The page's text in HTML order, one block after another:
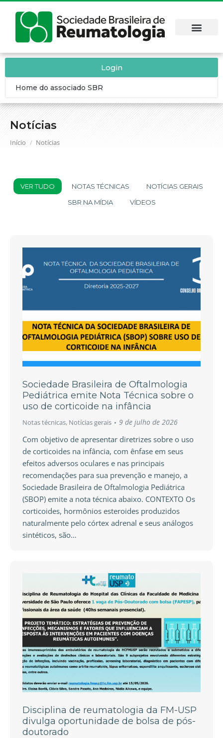
Notícias
Você está aqui:
Início Notícias
Login
Home do associado SBR
VER TUDO NOTAS TÉCNICAS
NOTÍCIAS GERAIS
SBR NA MÍDIA
VÍDEOS
Sociedade Brasileira de Oftalmologia
Pediátrica emite Nota Técnica sobre o
uso de corticoide na infância
Notas técnicas, Notícias gerais 9 de julho de 2026
Com objetivo de apresentar diretrizes sobre o uso
de corticoides na infância, com ênfase em seus
efeitos adversos oculares e nas principais
recomendações para sua prevenção e manejo, a
Sociedade Brasileira de Oftalmologia Pediátrica
(SBOP) emite a nota técnica abaixo. CONTEXTO Os
corticoides, hormônios esteroides produzidos
naturalmente pelo córtex adrenal e seus análogos
sintéticos, são…
Disciplina de reumatologia da FM-USP
divulga oportunidade de bolsa de pós-
doutorado